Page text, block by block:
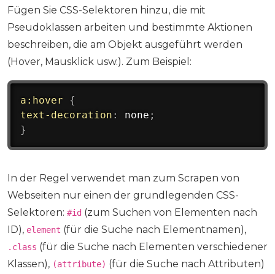
Fügen Sie CSS-Selektoren hinzu, die mit
Pseudoklassen arbeiten und bestimmte Aktionen
beschreiben, die am Objekt ausgeführt werden
(Hover, Mausklick usw.). Zum Beispiel:
a:hover
{
text-decoration : none ;
}
In der Regel verwendet man zum Scrapen von
Webseiten nur einen der grundlegenden CSS-
Selektoren: #id (zum Suchen von Elementen nach
ID), element (für die Suche nach Elementnamen),
.class (für die Suche nach Elementen verschiedener
Klassen), (attribute) (für die Suche nach Attributen)